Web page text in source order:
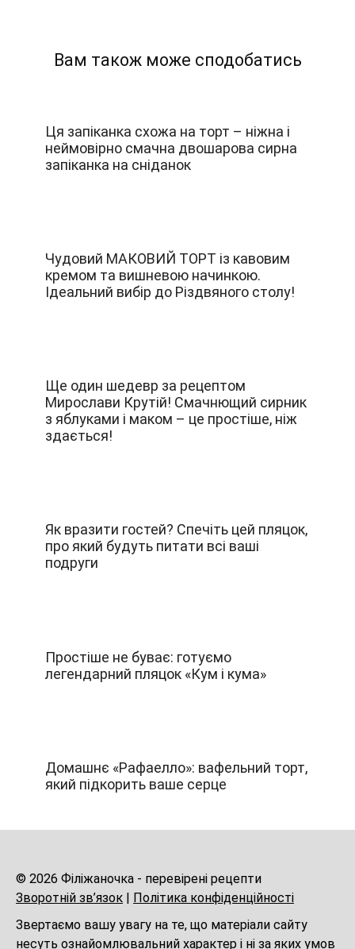
Вам також може сподобатись
Ця запіканка схожа на торт – ніжна і
неймовірно смачна двошарова сирна
запіканка на сніданок
Чудовий МАКОВИЙ ТОРТ із кавовим
кремом та вишневою начинкою.
Ідеальний вибір до Різдвяного столу!
Ще один шедевр за рецептом
Мирослави Крутій! Смачнющий сирник
з яблуками і маком – це простіше, ніж
здається!
Як вразити гостей? Спечіть цей пляцок,
про який будуть питати всі ваші
подруги
Простіше не буває: готуємо
легендарний пляцок «Кум і кума»
Домашнє «Рафаелло»: вафельний торт,
який підкорить ваше серце
© 2026 Філіжаночка - перевірені рецепти
Зворотній зв’язок | Політика конфіденційності
Звертаємо вашу увагу на те, що матеріали сайту
несуть ознайомлювальний характер і ні за яких умов